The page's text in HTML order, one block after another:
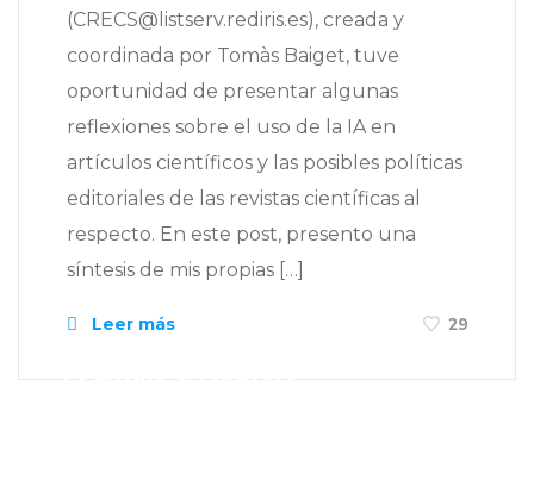
(CRECS@listserv.rediris.es), creada y
coordinada por Tomàs Baiget, tuve
oportunidad de presentar algunas
reflexiones sobre el uso de la IA en
artículos científicos y las posibles políticas
editoriales de las revistas científicas al
respecto. En este post, presento una
síntesis de mis propias […]
Leer más 29